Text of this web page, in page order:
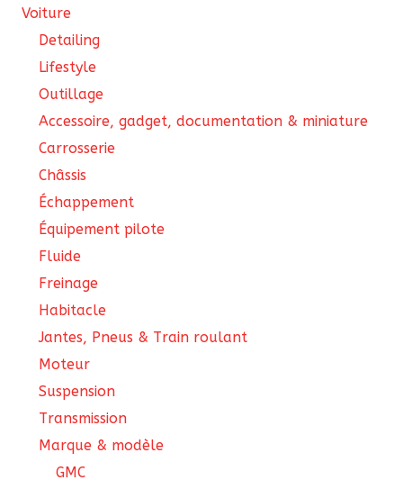
Voiture
Detailing
Lifestyle
Outillage
Accessoire, gadget, documentation & miniature
Carrosserie
Châssis
Échappement
Équipement pilote
Fluide
Freinage
Habitacle
Jantes, Pneus & Train roulant
Moteur
Suspension
Transmission
Marque & modèle
GMC